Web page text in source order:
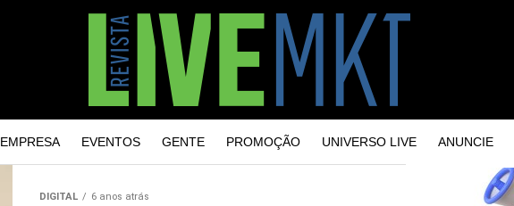
EMPRESA EVENTOS GENTE PROMOÇÃO UNIVERSO LIVE ANUNCIE
DIGITAL 6 anos atrás